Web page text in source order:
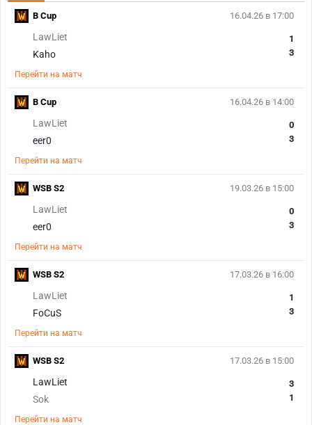
16.04.26 в 17:00
LawLiet
Kaho
1
3
Перейти на матч
B Cup
16.04.26 в 14:00
LawLiet
eer0
0
3
Перейти на матч
B Cup
19.03.26 в 15:00
LawLiet
eer0
0
3
Перейти на матч
WSB S2
17.03.26 в 16:00
LawLiet
FoCuS
1
3
Перейти на матч
WSB S2
17.03.26 в 15:00
LawLiet
Sok
3
1
Перейти на матч
WSB S2